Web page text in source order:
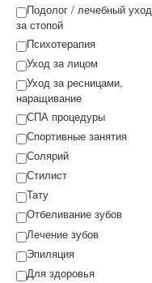
Подолог / лечебный уход
за стопой
Психотерапия
Уход за лицом
Уход за ресницами,
наращивание
СПА процедуры
Спортивные занятия
Солярий
Стилист
Тату
Отбеливание зубов
Лечение зубов
Эпиляция
Для здоровья